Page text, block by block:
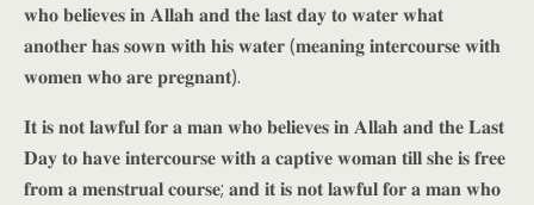
𝐰𝐡𝐨 𝐛𝐞𝐥𝐢𝐞𝐯𝐞𝐬 𝐢𝐧 𝐀𝐥𝐥𝐚𝐡 𝐚𝐧𝐝 𝐭𝐡𝐞 𝐥𝐚𝐬𝐭 𝐝𝐚𝐲 𝐭𝐨 𝐰𝐚𝐭𝐞𝐫 𝐰𝐡𝐚𝐭
𝐚𝐧𝐨𝐭𝐡𝐞𝐫 𝐡𝐚𝐬 𝐬𝐨𝐰𝐧 𝐰𝐢𝐭𝐡 𝐡𝐢𝐬 𝐰𝐚𝐭𝐞𝐫 (𝐦𝐞𝐚𝐧𝐢𝐧𝐠 𝐢𝐧𝐭𝐞𝐫𝐜𝐨𝐮𝐫𝐬𝐞 𝐰𝐢𝐭𝐡
𝐰𝐨𝐦𝐞𝐧 𝐰𝐡𝐨 𝐚𝐫𝐞 𝐩𝐫𝐞𝐠𝐧𝐚𝐧𝐭).
𝐈𝐭 𝐢𝐬 𝐧𝐨𝐭 𝐥𝐚𝐰𝐟𝐮𝐥 𝐟𝐨𝐫 𝐚 𝐦𝐚𝐧 𝐰𝐡𝐨 𝐛𝐞𝐥𝐢𝐞𝐯𝐞𝐬 𝐢𝐧 𝐀𝐥𝐥𝐚𝐡 𝐚𝐧𝐝 𝐭𝐡𝐞 𝐋𝐚𝐬𝐭
𝐃𝐚𝐲 𝐭𝐨 𝐡𝐚𝐯𝐞 𝐢𝐧𝐭𝐞𝐫𝐜𝐨𝐮𝐫𝐬𝐞 𝐰𝐢𝐭𝐡 𝐚 𝐜𝐚𝐩𝐭𝐢𝐯𝐞 𝐰𝐨𝐦𝐚𝐧 𝐭𝐢𝐥𝐥 𝐬𝐡𝐞 𝐢𝐬 𝐟𝐫𝐞𝐞
𝐟𝐫𝐨𝐦 𝐚 𝐦𝐞𝐧𝐬𝐭𝐫𝐮𝐚𝐥 𝐜𝐨𝐮𝐫𝐬𝐞; 𝐚𝐧𝐝 𝐢𝐭 𝐢𝐬 𝐧𝐨𝐭 𝐥𝐚𝐰𝐟𝐮𝐥 𝐟𝐨𝐫 𝐚 𝐦𝐚𝐧 𝐰𝐡𝐨